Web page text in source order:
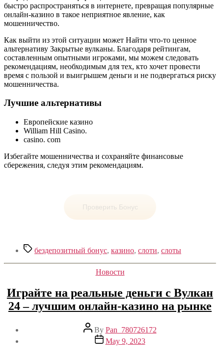
быстро распространяться в интернете, превращая популярные
онлайн-казино в такое неприятное явление, как
мошенничество.
Как выйти из этой ситуации может Найти что-то ценное
альтернативу Закрытые вулканы. Благодаря рейтингам,
составленным опытными игроками, мы можем следовать
рекомендациям, необходимым для тех, кто хочет провести
время с пользой и выигрышем деньги и не подвергаться риску
мошенничества.
Лучшие альтернативы
Европейские казино
William Hill Casino.
casino. com
Избегайте мошенничества и сохраняйте финансовые
сбережения, следуя этим рекомендациям.
Проверить Бонус
Tagsбездепозитный бонус, казино, слоти, слоты
Categories
Новости
Играйте на реальные деньги с Вулкан
24 – лучшим онлайн-казино на рынке
Post
author
By Pan_780726172
Post
date
May 9, 2023